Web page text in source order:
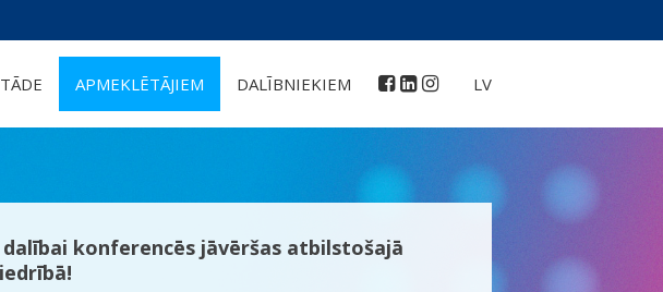
APMEKLĒTĀJIEM DALĪBNIEKIEM LV
konferencēs jāvēršas atbilstošajā